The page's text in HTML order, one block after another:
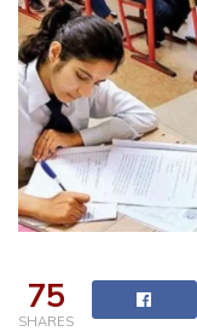
75
SHARES